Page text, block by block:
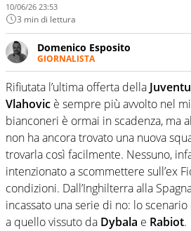
10/06/26 23:53
3 min di lettura
Domenico Esposito
GIORNALISTA
Da vent’anni in campo e sul
in tutte le sue sfaccettature.
calcio e per la sfera di cuoio. Il
serissima, guai a dirgli di no
Rifiutata l’ultima offerta della
Vlahovic è sempre più avvolto nel
bianconeri è ormai in scadenza, ma
non ha ancora trovato una nuova
trovarla così facilmente. Nessuno,
intenzionato a scommettere sull’ex
condizioni. Dall’Inghilterra alla
incassato una serie di no: lo
a quello vissuto da Dybala e Rabiot.